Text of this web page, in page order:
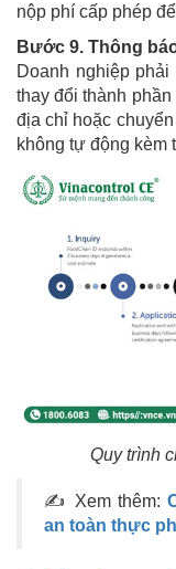
nộp phí cấp phép
Bước 9. Thông
Doanh nghiệp
thay đổi thành
địa chỉ hoặc
không tự động kèm
Quy trình
✍ Xem thêm:
an toàn thực